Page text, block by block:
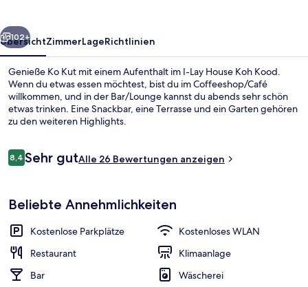
Weiter
102+
ÜbersichtZimmerLageRichtlinien
Genieße Ko Kut mit einem Aufenthalt im I-Lay House Koh Kood.
Wenn du etwas essen möchtest, bist du im Coffeeshop/Café
willkommen, und in der Bar/Lounge kannst du abends sehr schön
etwas trinken. Eine Snackbar, eine Terrasse und ein Garten gehören
zu den weiteren Highlights.
Bewertungen
8,48,4 von 10.
Sehr gutAlle 26 Bewertungen anzeigen
Beliebte Annehmlichkeiten
Kostenlose Parkplätze
Kostenloses WLAN
Restaurant
Klimaanlage
Bar
Wäscherei